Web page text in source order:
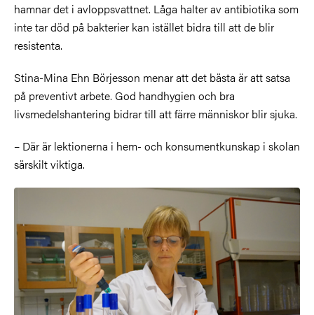
hamnar det i avloppsvattnet. Låga halter av antibiotika som
inte tar död på bakterier kan istället bidra till att de blir
resistenta.
Stina-Mina Ehn Börjesson menar att det bästa är att satsa
på preventivt arbete. God handhygien och bra
livsmedelshantering bidrar till att färre människor blir sjuka.
– Där är lektionerna i hem- och konsumentkunskap i skolan
särskilt viktiga.